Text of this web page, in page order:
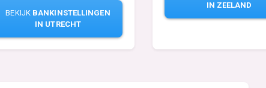
BEKIJK BANKINSTELLINGEN
IN UTRECHT
IN ZEELAND